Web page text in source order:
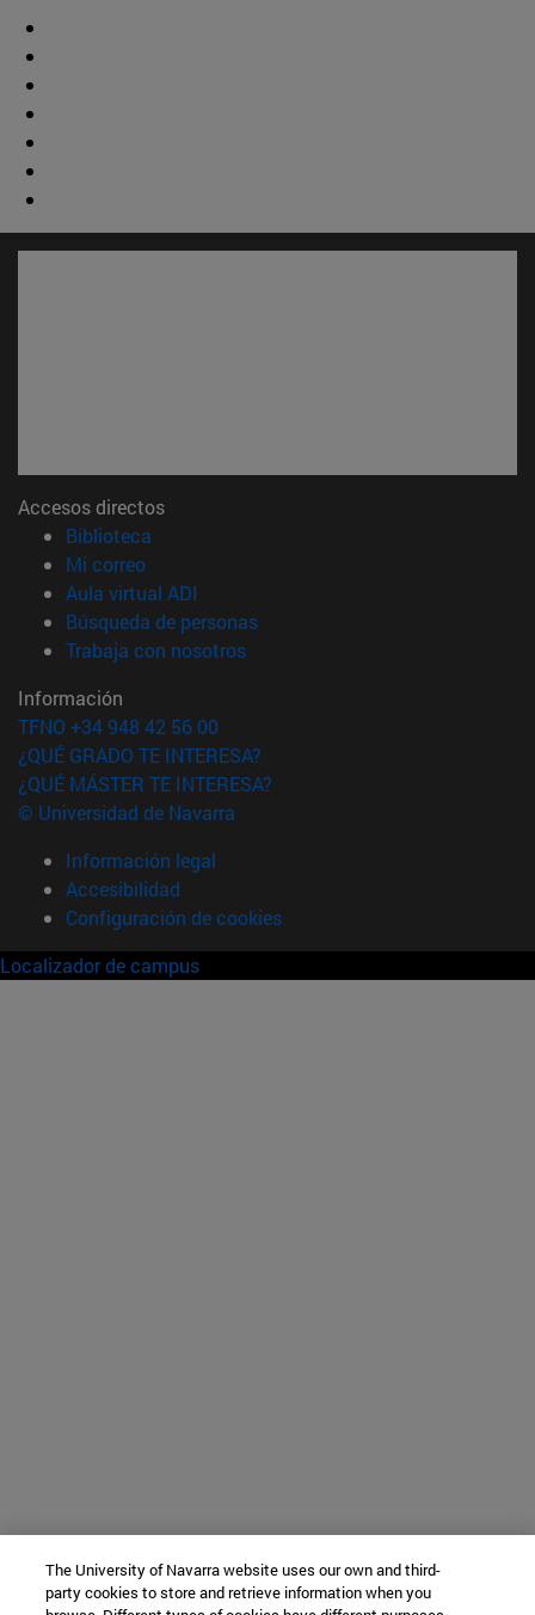
Accesos directos
Biblioteca
Mi correo(abre en nueva ventana)
Aula virtual ADI
Búsqueda de personas(abre en nueva ventana)
Trabaja con nosotros(abre en nueva ventana)
Información
TFNO +34 948 42 56 00
¿QUÉ GRADO TE INTERESA?
¿QUÉ MÁSTER TE INTERESA?
© Universidad de Navarra
Información legal
Accesibilidad
Configuración de cookies
Localizador de campus
The University of Navarra website uses our own and third-
party cookies to store and retrieve information when you